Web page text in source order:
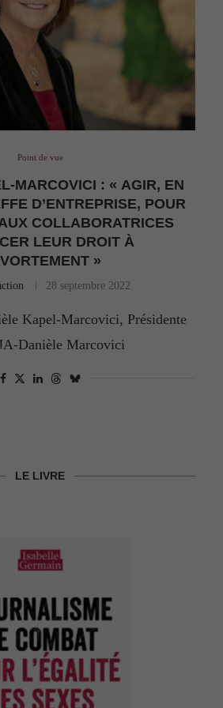
Point de vue
MARCOVICI : « AGIR, EN
D’ENTREPRISE, POUR
COLLABORATRICES
LEUR DROIT À
»
28 septembre 2022
Kapel-Marcovici, Présidente
Danièle Marcovici
LE LIVRE